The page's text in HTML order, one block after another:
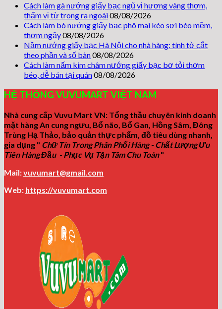
489.000 ₫.
Cách làm gà nướng giấy bạc ngũ vị hương vàng thơm,
thấm vị từ trong ra ngoài08/08/2026
Cách làm bò nướng giấy bạc phô mai kéo sợi béo mềm,
thơm ngậy08/08/2026
Nầm nướng giấy bạc Hà Nội cho nhà hàng: tính tờ cắt
theo phần và số bàn08/08/2026
Cách làm nấm kim châm nướng giấy bạc bơ tỏi thơm
béo, dễ bán tại quán08/08/2026
HỆ THỐNG VUVUMART VIỆT NAM
Nhà cung cấp Vuvu Mart VN: Tổng thầu chuyên kinh doanh
mặt hàng An cung ngưu, Bổ não, Bổ Gan, Hồng Sâm, Đông
Trùng Hạ Thảo, bảo quản thực phẩm, đồ tiêu dùng nhanh,
gia dụng " Chữ Tín Trong Phân Phối Hàng - Chất Lượng Ưu
Tiên Hàng Đầu - Phục Vụ Tận Tâm Chu Toàn"
Mail:vuvumart@gmail.com
Web: https://vuvumart.com